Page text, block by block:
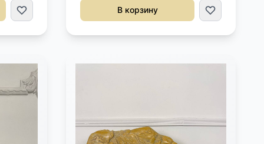
из камня с перламутровым
сиянием. Длина 17 см. Ширина 4
В корзину